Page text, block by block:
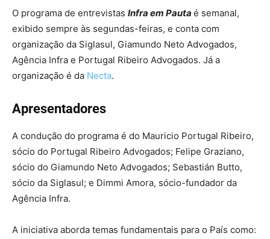
O programa de entrevistas Infra em Pauta é semanal,
exibido sempre às segundas-feiras, e conta com
organização da Siglasul, Giamundo Neto Advogados,
Agência Infra e Portugal Ribeiro Advogados. Já a
organização é da Necta.
Apresentadores
A condução do programa é do Mauricio Portugal Ribeiro,
sócio do Portugal Ribeiro Advogados; Felipe Graziano,
sócio do Giamundo Neto Advogados; Sebastián Butto,
sócio da Siglasul; e Dimmi Amora, sócio-fundador da
Agência Infra.
A iniciativa aborda temas fundamentais para o País como: